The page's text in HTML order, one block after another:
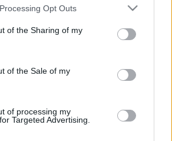
website/app uses one or more Google
or usage behaviour. You may click to
to Google and its third-party tags to
specified purposes in below Google
Opt Outs
of the Sharing of my
of the Sale of my
of processing my
Targeted Advertising.
Mozarteum Alapítvány elnöke.
egy magángyűjtő
Egyesült Államokban, ezért nem